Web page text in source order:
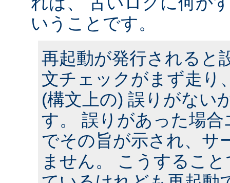
いうことです。
再起動が発行されると
文チェックがまず走り
(構文上の) 誤りがない
す。 誤りがあった場
でその旨が示され、サ
ません。 こうするこ